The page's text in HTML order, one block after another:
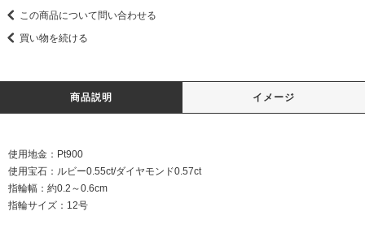
この商品について問い合わせる
買い物を続ける
商品説明 イメージ
使用地金：Pt900
使用宝石：ルビー0.55ct/ダイヤモンド0.57ct
指輪幅：約0.2～0.6cm
指輪サイズ：12号